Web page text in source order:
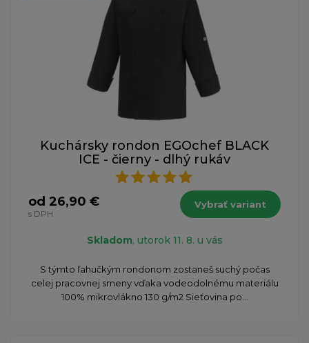
Kuchársky rondon EGOchef BLACK
ICE - čierny - dlhý rukáv
od 26,90 €
s DPH
Vybrať variant
Skladom, utorok 11. 8. u vás
S týmto ľahučkým rondonom zostaneš suchý počas
celej pracovnej smeny vďaka vodeodolnému materiálu
100% mikrovlákno 130 g/m2 Sieťovina po...